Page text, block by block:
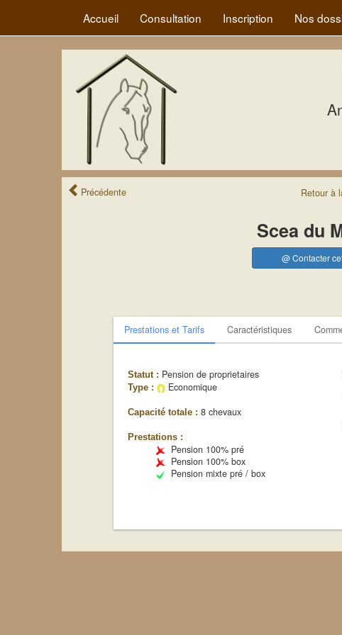
Accueil Consultation Inscription Nos
Précédente Retourà
Scea du
@ Contacter
Prestations et Tarifs Caractéristiques
Statut : Pension de proprietaires
Type : Economique
Capacité totale : 8 chevaux
Prestations :
Pension 100% pré
Pension 100% box
Pension mixte pré / box